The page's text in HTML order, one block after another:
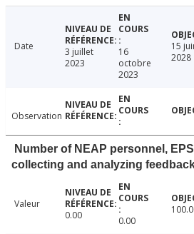
Date
3 juillet
2023
16
octobre
2023
15
2028
Observation
Number of NEAP personnel,
collecting and analyzing
Valeur
0.00
0.00